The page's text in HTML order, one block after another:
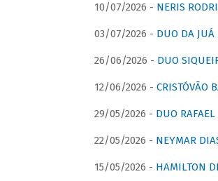
10/07/2026 - NERIS
03/07/2026 - DUO DA
26/06/2026 - DUO
12/06/2026 - CRISTÓVÃO
29/05/2026 - DUO
22/05/2026 - NEYMAR
15/05/2026 - HAMILTON